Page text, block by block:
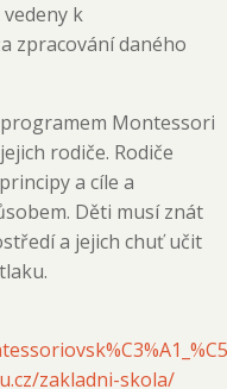
k
zpracování daného
Montessori
rodiče. Rodiče
a cíle a
Děti musí znát
a jejich chuť učit
zakladni-skola/